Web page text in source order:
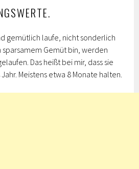
gemütlich laufe, nicht sonderlich
sparsamem Gemüt bin, werden
Das heißt bei mir, dass sie
Meistens etwa 8 Monate halten.